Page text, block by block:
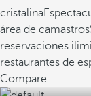
cristalina
área de camastros
reservaciones
restaurantes de
Compare